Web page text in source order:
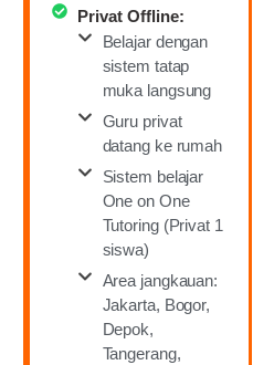
Privat Offline:
Belajar dengan
sistem tatap
muka langsung
Guru privat
datang ke rumah
Sistem belajar
One on One
Tutoring (Privat 1
siswa)
Area jangkauan:
Jakarta, Bogor,
Depok,
Tangerang,